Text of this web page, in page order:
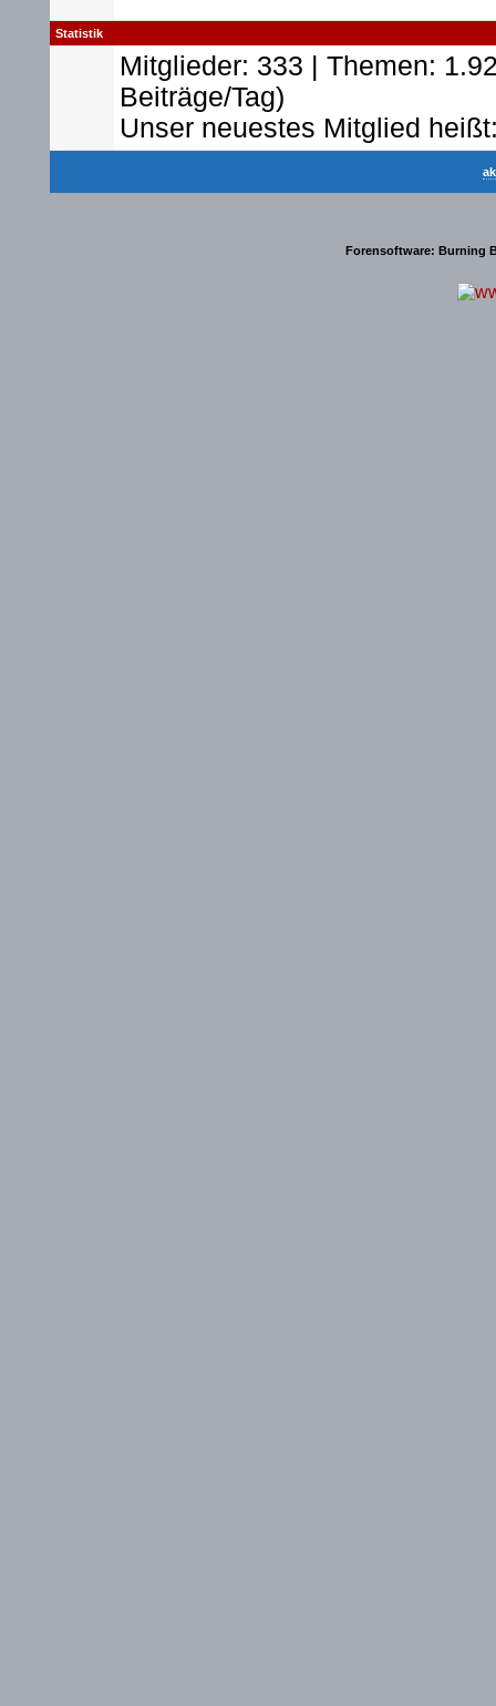
Statistik
Mitglieder: 333 | Themen:
Beiträge/Tag)
Unser neuestes Mitglied
Forensoftware: Burning